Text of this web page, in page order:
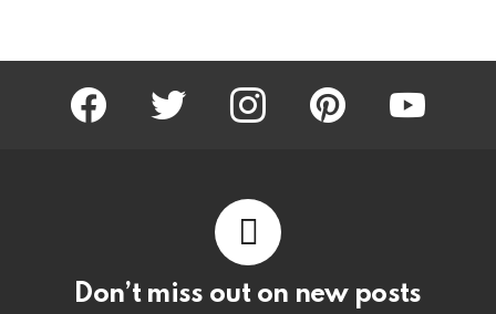
facebook twitter instagram pinterest youtube
Don’t miss out on new posts